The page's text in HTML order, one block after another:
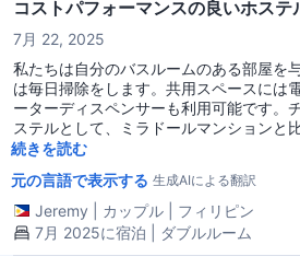
コストパフォーマンスの良いホステ
7月 22, 2025
私たちは自分のバスルームのある部屋を
は毎日掃除をします。共用スペースには
ーターディスペンサーも利用可能です。
ステルとして、ミラドールマンションと
混雑はそれほどひどくありません。TST
続きを読む
元の言語で表示する 生成AIによる翻訳
Jeremy カップル
フィリピン
7月 2025に宿泊 | ダブルルーム